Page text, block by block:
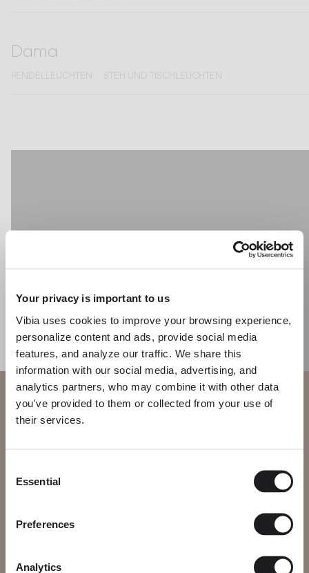
Your privacy is important to us
Vibia uses cookies to improve your browsing experience,
personalize content and ads, provide social media
features, and analyze our traffic. We share this
information with our social media, advertising, and
analytics partners, who may combine it with other data
you've provided to them or collected from your use of
their services.
Selection
Essential
Preferences
Analytics
Working Area
US/Canada
Dama
PENDELLEUCHTEN STEH UND TISCHLEUCHTEN
Willkommen bei Vibia
Sie versuchen, auf unser
Bitte wählen Sie die richtige Website für Ihre Region, um
sicherzustellen, dass alle verfügbaren Produkte den lokalen
einige Produkte möglicherweise nicht in jeder Region verfügbar